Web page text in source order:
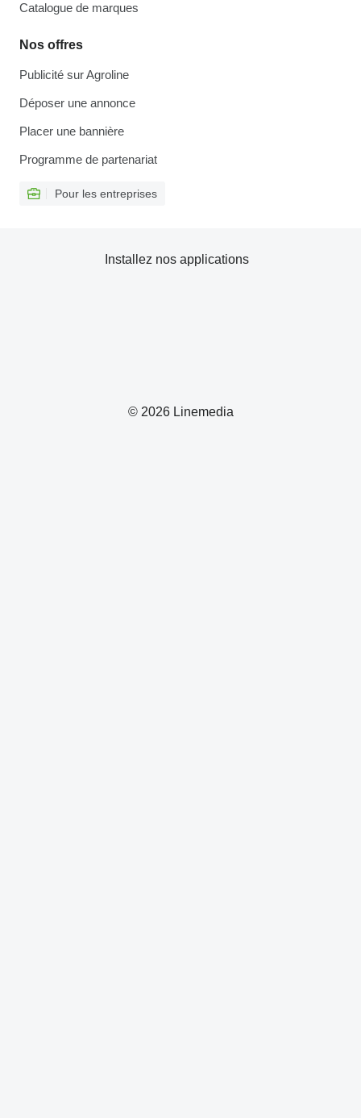
Catalogue de marques
Nos offres
Publicité sur Agroline
Déposer une annonce
Placer une bannière
Programme de partenariat
Pour les entreprises
© 2026 Linemedia
Installez nos applications